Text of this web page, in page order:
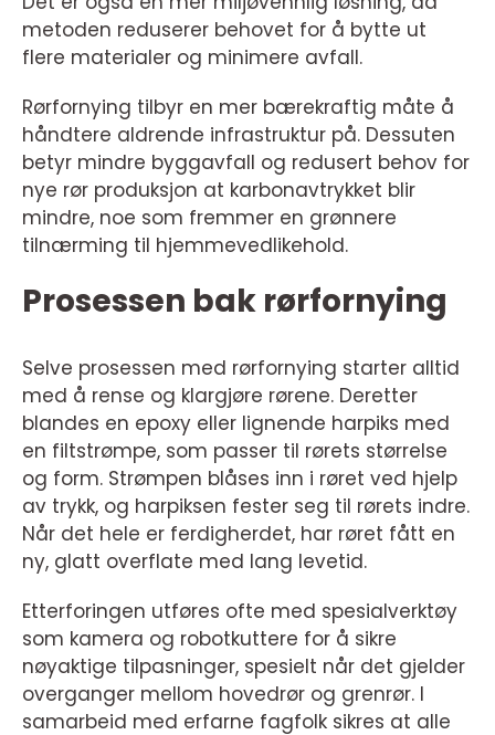
metoden reduserer behovet for å bytte ut
flere materialer og minimere avfall.
Rørfornying tilbyr en mer bærekraftig måte å
håndtere aldrende infrastruktur på. Dessuten
betyr mindre byggavfall og redusert behov for
nye rør produksjon at karbonavtrykket blir
mindre, noe som fremmer en grønnere
tilnærming til hjemmevedlikehold.
Prosessen bak rørfornying
Selve prosessen med rørfornying starter alltid
med å rense og klargjøre rørene. Deretter
blandes en epoxy eller lignende harpiks med
en filtstrømpe, som passer til rørets størrelse
og form. Strømpen blåses inn i røret ved hjelp
av trykk, og harpiksen fester seg til rørets indre.
Når det hele er ferdigherdet, har røret fått en
ny, glatt overflate med lang levetid.
Etterforingen utføres ofte med spesialverktøy
som kamera og robotkuttere for å sikre
nøyaktige tilpasninger, spesielt når det gjelder
overganger mellom hovedrør og grenrør. I
samarbeid med erfarne fagfolk sikres at alle